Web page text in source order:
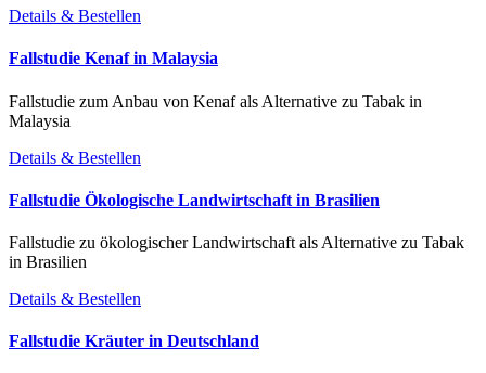
Details & Bestellen
Fallstudie Kenaf in Malaysia
Fallstudie zum Anbau von Kenaf als Alternative zu Tabak in
Malaysia
Details & Bestellen
Fallstudie Ökologische Landwirtschaft in Brasilien
Fallstudie zu ökologischer Landwirtschaft als Alternative zu Tabak
in Brasilien
Details & Bestellen
Fallstudie Kräuter in Deutschland